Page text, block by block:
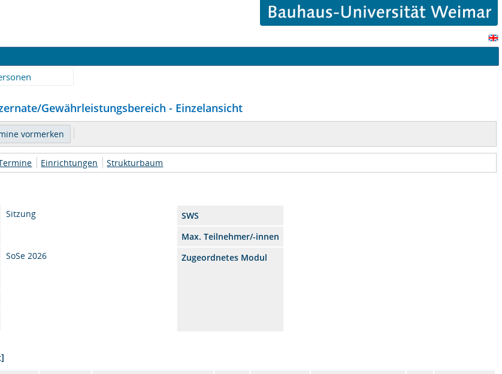
Gewährleistungsbereich - Einzelansicht
Einrichtungen Strukturbaum
Sitzung
SWS
Max. Teilnehmer/-innen
SoSe 2026
Zugeordnetes Modul